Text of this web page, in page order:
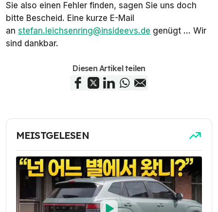
Sie also einen Fehler finden, sagen Sie uns doch
bitte Bescheid. Eine kurze E-Mail
an stefan.leichsenring@insideevs.de genügt ... Wir
sind dankbar.
Diesen Artikel teilen
MEISTGELESEN